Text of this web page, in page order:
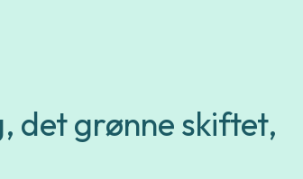
det grønne skiftet,